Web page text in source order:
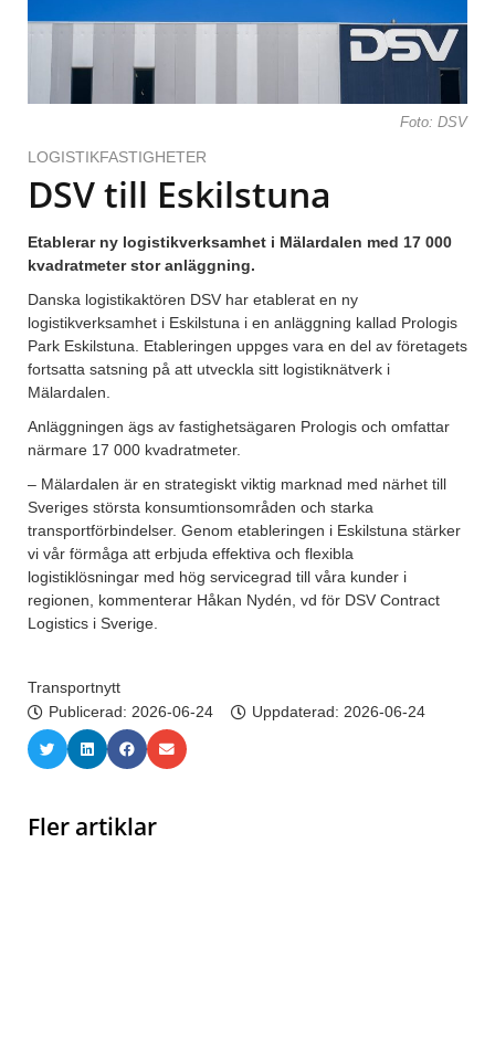
Foto: DSV
LOGISTIKFASTIGHETER
DSV till Eskilstuna
Etablerar ny logistikverksamhet i Mälardalen med 17 000
kvadratmeter stor anläggning.
Danska logistikaktören DSV har etablerat en ny
logistikverksamhet i Eskilstuna i en anläggning kallad Prologis
Park Eskilstuna. Etableringen uppges vara en del av företagets
fortsatta satsning på att utveckla sitt logistiknätverk i
Mälardalen.
Anläggningen ägs av fastighetsägaren Prologis och omfattar
närmare 17 000 kvadratmeter.
– Mälardalen är en strategiskt viktig marknad med närhet till
Sveriges största konsumtionsområden och starka
transportförbindelser. Genom etableringen i Eskilstuna stärker
vi vår förmåga att erbjuda effektiva och flexibla
logistiklösningar med hög servicegrad till våra kunder i
regionen, kommenterar Håkan Nydén, vd för DSV Contract
Logistics i Sverige.
Transportnytt
Publicerad: 2026-06-24 Uppdaterad: 2026-06-24
Fler artiklar